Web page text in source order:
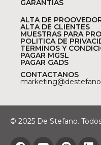
GARANTÍAS
ALTA DE
ALTA DE CLIENTES
MUESTRAS PARA
POLITICA DE
TERMINOS Y
PAGAR MGSL
PAGAR GADS
CONTACTANOS
© 2025 De Stefano.